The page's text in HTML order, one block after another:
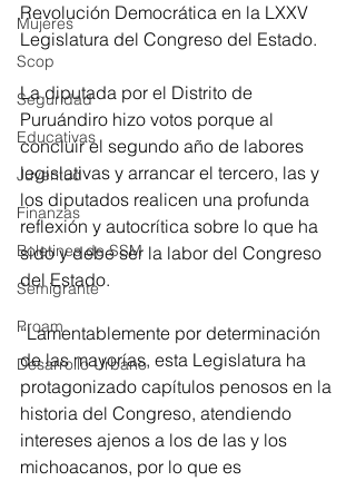
Mujeres
Scop
Seguridad
Educativas
Juventud
Finanzas
Boletines de SSM
Semigrante
Proam
Desarrollo Urbano
Revolución Democrática en la LXXV
Legislatura del Congreso del Estado.
La diputada por el Distrito de
Puruándiro hizo votos porque al
concluir el segundo año de labores
legislativas y arrancar el tercero, las y
los diputados realicen una profunda
reflexión y autocrítica sobre lo que ha
sido y debe ser la labor del Congreso
del Estado.
“Lamentablemente por determinación
de las mayorías, esta Legislatura ha
protagonizado capítulos penosos en la
historia del Congreso, atendiendo
intereses ajenos a los de las y los
michoacanos, por lo que es